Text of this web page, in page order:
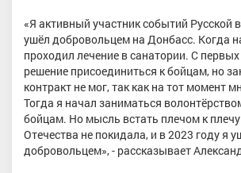
«Я активный участник событий Русской
ушёл добровольцем на Донбасс. Когда
проходил лечение в санатории. С
решение присоединиться к бойцам, но
контракт не мог, так как на тот момент
Тогда я начал заниматься
бойцам. Но мысль встать плечом к
Отечества не покидала, и в 2023 году я
добровольцем», - рассказывает